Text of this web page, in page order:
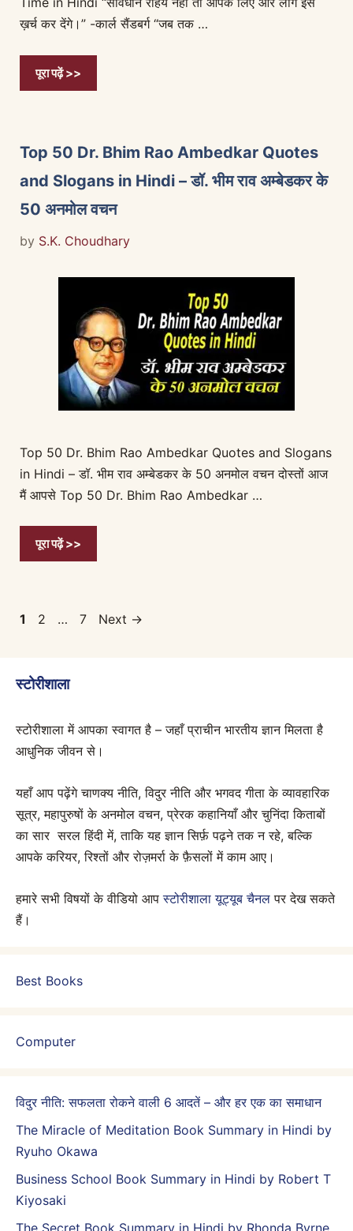
ख़र्च कर देंगे।” -कार्ल सैंडबर्ग “जब तक …
पूरा पढ़ें >>
Top 50 Dr. Bhim Rao Ambedkar Quotes
and Slogans in Hindi – डॉ. भीम राव अम्बेडकर के
50 अनमोल वचन
by S.K. Choudhary
Top 50 Dr. Bhim Rao Ambedkar Quotes and Slogans
in Hindi – डॉ. भीम राव अम्बेडकर के 50 अनमोल वचन दोस्तों आज
मैं आपसे Top 50 Dr. Bhim Rao Ambedkar …
पूरा पढ़ें >>
Page
1 Page
2 … Page
7 Next →
स्टोरीशाला
स्टोरीशाला में आपका स्वागत है – जहाँ प्राचीन भारतीय ज्ञान मिलता है
आधुनिक जीवन से।
यहाँ आप पढ़ेंगे चाणक्य नीति, विदुर नीति और भगवद गीता के व्यावहारिक
सूत्र, महापुरुषों के अनमोल वचन, प्रेरक कहानियाँ और चुनिंदा किताबों
का सार सरल हिंदी में, ताकि यह ज्ञान सिर्फ़ पढ़ने तक न रहे, बल्कि
आपके करियर, रिश्तों और रोज़मर्रा के फ़ैसलों में काम आए।
हमारे सभी विषयों के वीडियो आपस्टोरीशाला यूट्यूब चैनल पर देख सकते
हैं।
Best Books
Computer
विदुर नीति: सफलता रोकने वाली 6 आदतें – और हर एक का समाधान
The Miracle of Meditation Book Summary in Hindi by
Ryuho Okawa
Business School Book Summary in Hindi by Robert T
Kiyosaki
The Secret Book Summary in Hindi by Rhonda Byrne